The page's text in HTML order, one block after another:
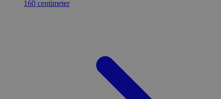
160 centimeter